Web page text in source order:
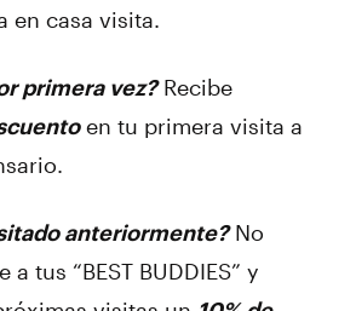
en casa visita.
primera vez?Recibe
en tu primera visita a
anteriormente? No
tus “BEST BUDDIES” y